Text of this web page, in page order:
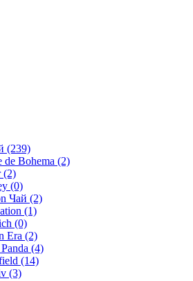
(239)
de Bohema (2)
(2)
(0)
Чай (2)
(1)
(0)
Era (2)
(4)
(14)
(3)